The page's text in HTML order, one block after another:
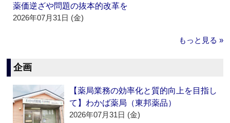
薬価逆ざや問題の抜本的改革を
2026年07月31日 (金)
もっと見る »
企画
【薬局業務の効率化と質的向上を目指し
て】わかば薬局（東邦薬品）
2026年07月31日 (金)